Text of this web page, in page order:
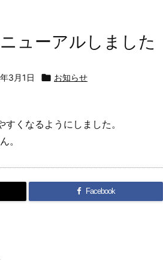
ューアルしました
3月1日  お知らせ
くなるようにしました。
。
Facebook